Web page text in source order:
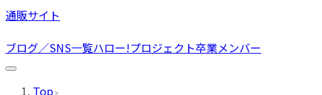
通販サイト
ブログ／SNS一覧ハロー!プロジェクト卒業メンバー
Top